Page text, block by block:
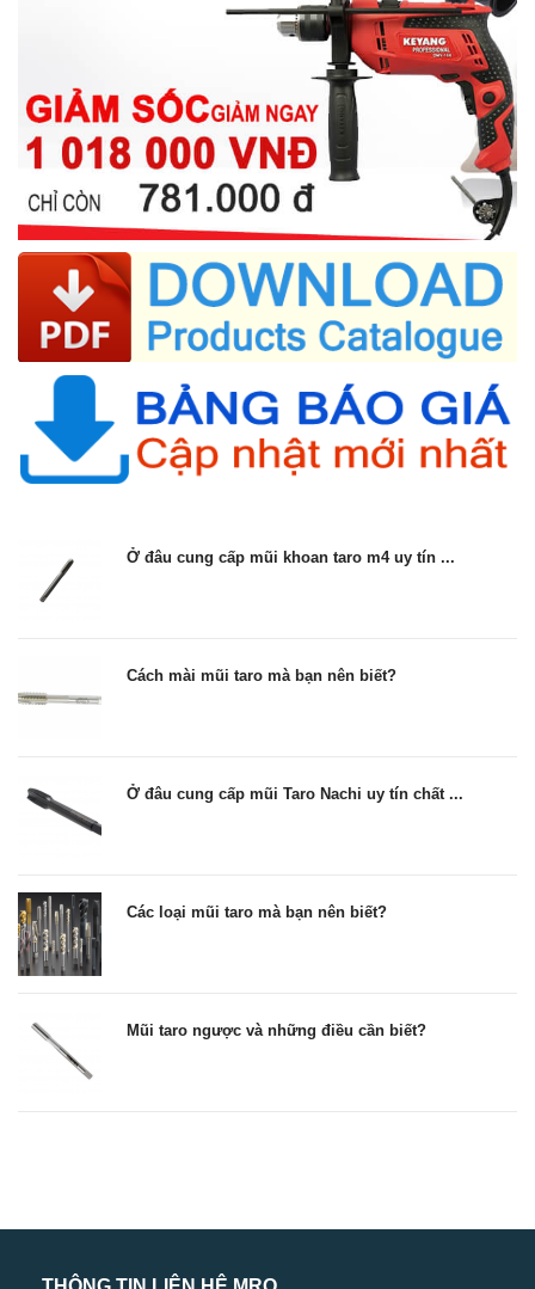
Ở đâu cung cấp mũi khoan taro m4 uy tín ...
Cách mài mũi taro mà bạn nên biết?
Ở đâu cung cấp mũi Taro Nachi uy tín chất ...
Các loại mũi taro mà bạn nên biết?
Mũi taro ngược và những điều cần biết?